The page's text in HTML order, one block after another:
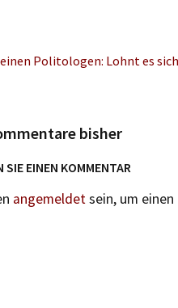
Politologen: Lohnt es
bisher
SIE EINEN KOMMENTAR
angemeldetsein, um